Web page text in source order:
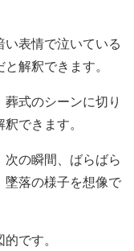
表情で泣いている
解釈できます。
式のシーンに切り
できます。
の瞬間、ばらばら
墜落の様子を想像で
です。